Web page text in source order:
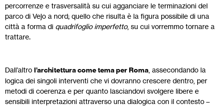
percorrenze e trasversalità su cui agganciare le terminazioni del
parco di Vejo a nord; quello che risulta è la figura possibile di una
città a forma di quadrifoglio imperfetto, su cui vorremmo tornare a
trattare.
Dall’altro l’architettura come tema per Roma , assecondando la
logica dei singoli interventi che vi dovranno crescere dentro, per
metodi di coerenza e per quanto lasciandovi svolgere libere e
sensibili interpretazioni attraverso una dialogica con il contesto –